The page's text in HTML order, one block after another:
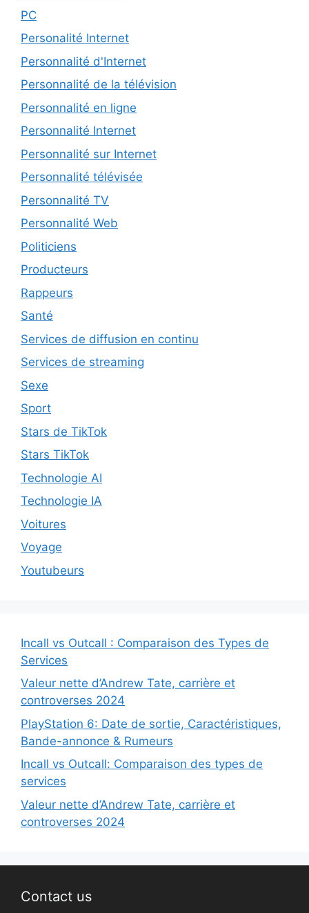
PC
Personalité Internet
Personnalité d'Internet
Personnalité de la télévision
Personnalité en ligne
Personnalité Internet
Personnalité sur Internet
Personnalité télévisée
Personnalité TV
Personnalité Web
Politiciens
Producteurs
Rappeurs
Santé
Services de diffusion en continu
Services de streaming
Sexe
Sport
Stars de TikTok
Stars TikTok
Technologie AI
Technologie IA
Voitures
Voyage
Youtubeurs
Incall vs Outcall : Comparaison des Types de
Services
Valeur nette d’Andrew Tate, carrière et
controverses 2024
PlayStation 6: Date de sortie, Caractéristiques,
Bande-annonce & Rumeurs
Incall vs Outcall: Comparaison des types de
services
Valeur nette d’Andrew Tate, carrière et
controverses 2024
Contact us